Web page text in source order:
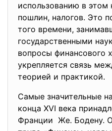
использованию в этом
пошлин, налогов. Это
того времени,
государственными
вопросы финансового
укрепляется связь
теорией и практикой.
Самые значительные
конца XVI века
Франции Же. Бодену.